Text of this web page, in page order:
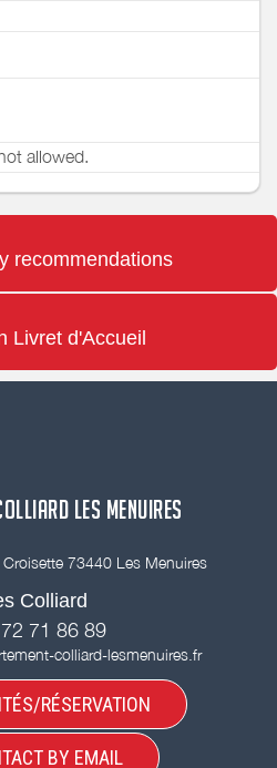
allowed.
recommendations
Livret d'Accueil
LES MENUIRES
73440 Les Menuires
Colliard
71 86 89
colliard-lesmenuires.fr
RÉSERVATION
BY EMAIL